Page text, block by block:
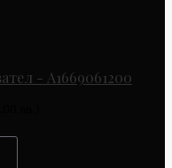
- A1669061200
лв.)